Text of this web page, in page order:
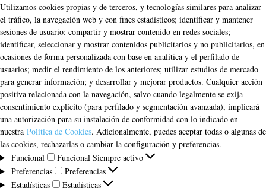
Utilizamos cookies propias y de terceros, y tecnologías similares para analizar
el tráfico, la navegación web y con fines estadísticos; identificar y mantener
sesiones de usuario; compartir y mostrar contenido en redes sociales;
identificar, seleccionar y mostrar contenidos publicitarios y no publicitarios, en
ocasiones de forma personalizada con base en analítica y el perfilado de
usuarios; medir el rendimiento de los anteriores; utilizar estudios de mercado
para generar información; y desarrollar y mejorar productos. Cualquier acción
positiva relacionada con la navegación, salvo cuando legalmente se exija
consentimiento explícito (para perfilado y segmentación avanzada), implicará
una autorización para su instalación de conformidad con lo indicado en
nuestra Política de Cookies. Adicionalmente, puedes aceptar todas o algunas de
las cookies, rechazarlas o cambiar la configuración y preferencias.
Funcional
Funcional Siempre activo
Preferencias
Preferencias
Estadísticas
Estadísticas